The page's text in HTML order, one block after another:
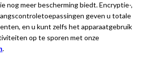
nog meer bescherming biedt. Encryptie-,
geven u totale
en u kunt zelfs het apparaatgebruik
op te sporen met onze
.